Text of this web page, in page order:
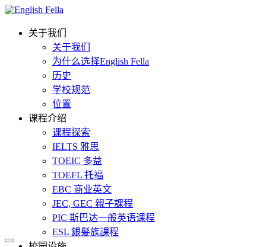
关于我们
关于我们
为什么选择English Fella
历史
学校规范
位置
课程介绍
课程探索
IELTS 雅思
TOEIC 多益
TOEFL 托福
EBC 商业英文
JEC, GEC 親子課程
PIC 斯巴达一般英语课程
ESL 銀髮族課程